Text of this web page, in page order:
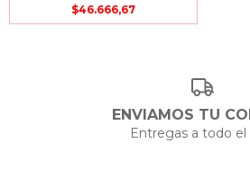
$46.666,67
ENVIAMOS TU
Entregas a todo el